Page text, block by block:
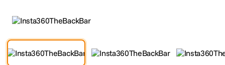
3. trepied telefon